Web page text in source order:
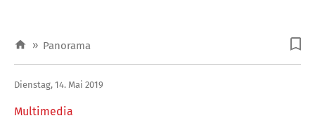
» Panorama
Multimedia
Dienstag, 14. Mai 2019